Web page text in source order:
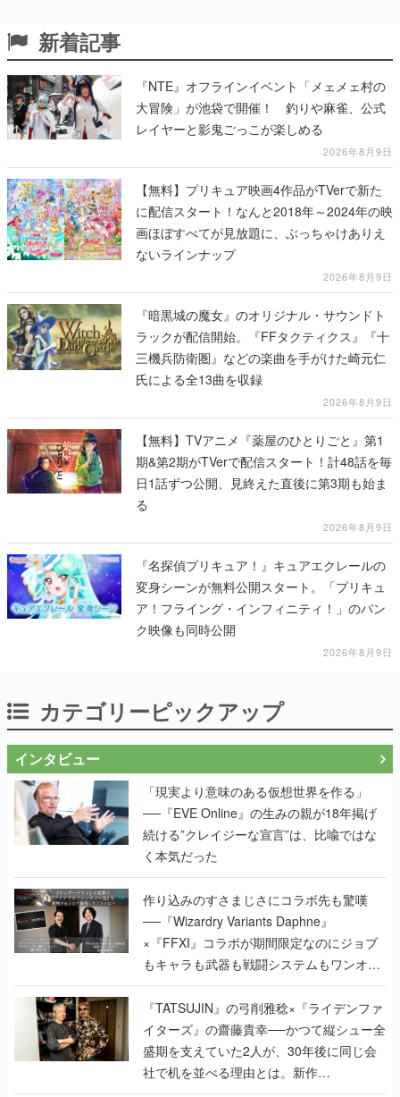
新着記事
『NTE』オフラインイベント「メェメェ村の
大冒険」が池袋で開催！ 釣りや麻雀、公式
レイヤーと影鬼ごっこが楽しめる
2026年8月9日
【無料】プリキュア映画4作品がTVerで新た
に配信スタート！なんと2018年～2024年の映
画ほぼすべてが見放題に、ぶっちゃけありえ
ないラインナップ
2026年8月9日
『暗黒城の魔女』のオリジナル・サウンドト
ラックが配信開始。『FFタクティクス』『十
三機兵防衛圏』などの楽曲を手がけた崎元仁
氏による全13曲を収録
2026年8月9日
【無料】TVアニメ『薬屋のひとりごと』第1
期&第2期がTVerで配信スタート！計48話を毎
日1話ずつ公開、見終えた直後に第3期も始ま
る
2026年8月9日
『名探偵プリキュア！』キュアエクレールの
変身シーンが無料公開スタート。「プリキュ
ア！フライング・インフィニティ！」のバン
ク映像も同時公開
2026年8月9日
カテゴリーピックアップ
インタビュー
「現実より意味のある仮想世界を作る」
──『EVE Online』の生みの親が18年掲げ
続ける”クレイジーな宣言”は、比喩ではな
く本気だった
作り込みのすさまじさにコラボ先も驚嘆
──『Wizardry Variants Daphne』
×『FFXI』コラボが期間限定なのにジョブ
もキャラも武器も戦闘システムもワンオフ
で作り込まれた理由を両ディレクターに聞
く
『TATSUJIN』の弓削雅稔×『ライデンファ
イターズ』の齋藤貴幸──かつて縦シュー全
盛期を支えていた2人が、30年後に同じ会
社で机を並べる理由とは。新作